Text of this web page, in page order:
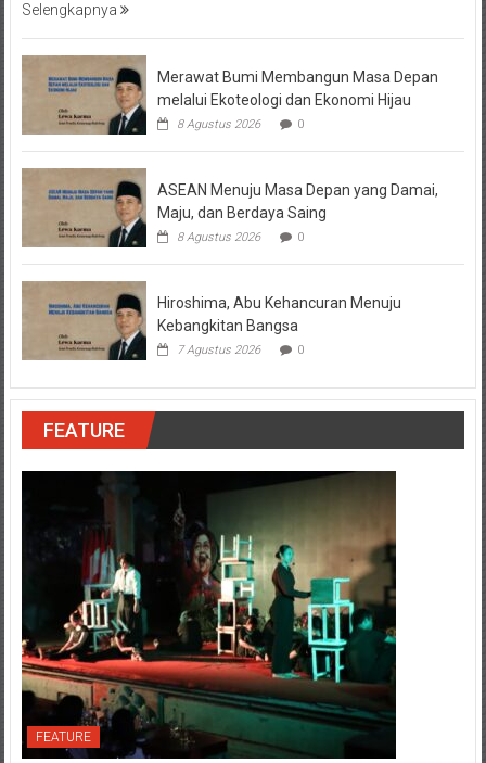
Selengkapnya
Merawat Bumi Membangun Masa Depan
melalui Ekoteologi dan Ekonomi Hijau
8 Agustus 2026 0
ASEAN Menuju Masa Depan yang Damai,
Maju, dan Berdaya Saing
8 Agustus 2026 0
Hiroshima, Abu Kehancuran Menuju
Kebangkitan Bangsa
7 Agustus 2026 0
FEATURE
FEATURE